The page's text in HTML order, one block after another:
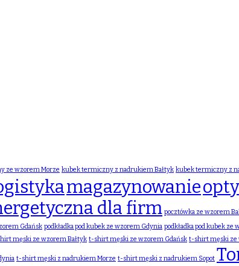
ze wzorem Morze kubek termiczny z nadrukiem Bałtyk kubek termiczny z
magazynowanie
dla firm pocztówka ze wzorem
Gdańsk podkładka pod kubek ze wzorem Gdynia podkładka pod kubek ze
męski ze wzorem Bałtyk t-shirt męski ze wzorem Gdańsk t-shirt męski ze
t-shirt męski z nadrukiem Morze t-shirt męski z nadrukiem Sopot